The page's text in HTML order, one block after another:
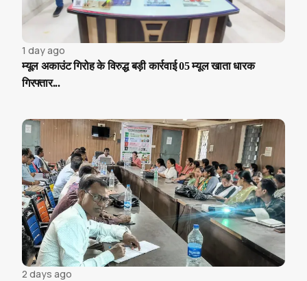
1 day ago
म्यूल अकाउंट गिरोह के विरुद्ध बड़ी कार्रवाई 05 म्यूल खाता धारक
गिरफ्तार...
2 days ago